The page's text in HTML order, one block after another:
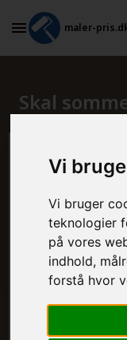
Vi
Vi bruger
teknologier
på vores
indhold,
forstå hvor
maler-
Skal
Beregn